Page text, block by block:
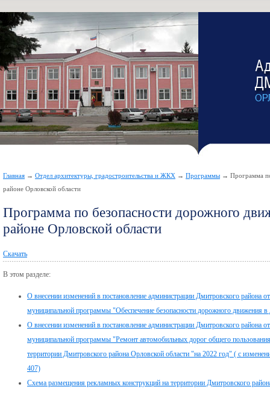
Главная → Отдел архитектуры, градостроительства и ЖКХ → Программы → Программа
районе Орловской области
Программа по безопасности дорожного
районе Орловской области
Скачать
В этом разделе:
О внесении изменений в постановление администрации Дмитровского района
муниципальной программы "Обеспечение безопасности дорожного движения
О внесении изменений в постановление администрации Дмитровского
муниципальной программы "Ремонт автомобильных дорог общего
территории Дмитровского района Орловской области "на 2022 год" ( с
407)
Схема размещения рекламных конструкций на территории Дмитровского